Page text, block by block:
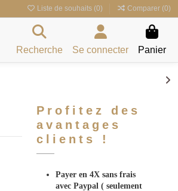
Liste de souhaits (0) Comparer (0)
Recherche
Se connecter Panier
Profitez des
avantages
clients !
Payer en 4X sans frais
avec Paypal( seulement